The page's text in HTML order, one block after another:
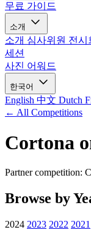
무료 가이드
소개
소개 심사위원 전시
세션
사진 어워드
한국어
English 中文 Dutch
← All Competitions
Cortona
Partner competition:
Browse by
2024 2023 2022 2021